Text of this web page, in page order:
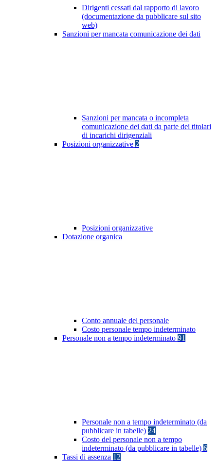
Dirigenti cessati dal rapporto di lavoro
(documentazione da pubblicare sul sito
web)
Sanzioni per mancata comunicazione dei dati
Sanzioni per mancata o incompleta
comunicazione dei dati da parte dei titolari
di incarichi dirigenziali
Posizioni organizzative 2
Posizioni organizzative
Dotazione organica
Conto annuale del personale
Costo personale tempo indeterminato
Personale non a tempo indeterminato 91
Personale non a tempo indeterminato (da
pubblicare in tabelle) 24
Costo del personale non a tempo
indeterminato (da pubblicare in tabelle) 6
Tassi di assenza 12